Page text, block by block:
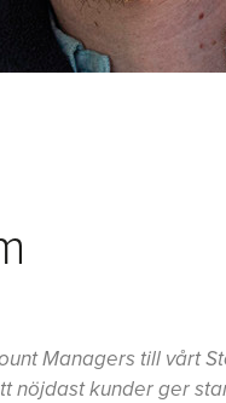
Managers till vårt
nöjdast kunder ger